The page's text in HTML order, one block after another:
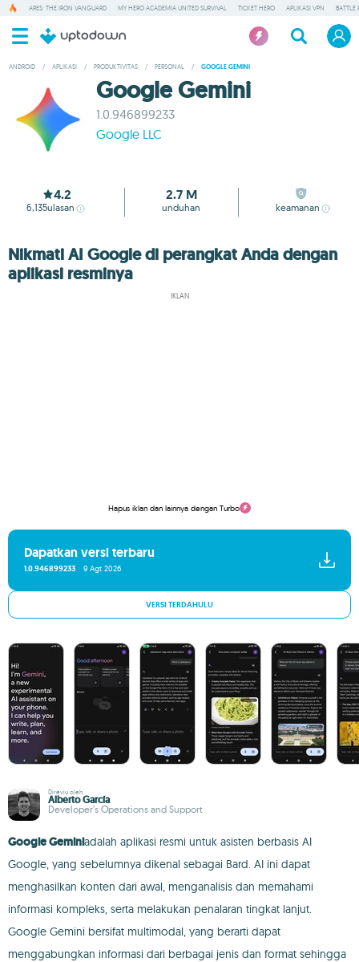
ARES: THE IRON VANGUARD MY HERO ACADEMIA UNITED SURVIVAL TICKET HERO APLIKASI VPN BATTLE
ANDROID / APLIKASI / PRODUKTIVITAS / PERSONAL / GOOGLE GEMINI
Google Gemini
1.0.946899233
Google LLC
4.2
6,135ulasan
2.7 M
unduhan keamanan
Nikmati AI Google di perangkat Anda dengan
aplikasi resminya
IKLAN
Hapus iklan dan lainnya dengan Turbo
Dapatkan versi terbaru
1.0.946899233 9 Agt 2026
VERSI TERDAHULU
Direviu oleh
Alberto García
Developer’s Operations and Support
Google Geminiadalah aplikasi resmi untuk asisten berbasis AI
Google, yang sebelumnya dikenal sebagai Bard. AI ini dapat
menghasilkan konten dari awal, menganalisis dan memahami
informasi kompleks, serta melakukan penalaran tingkat lanjut.
Google Gemini bersifat multimodal, yang berarti dapat
menggabungkan informasi dari berbagai jenis dan format sehingga